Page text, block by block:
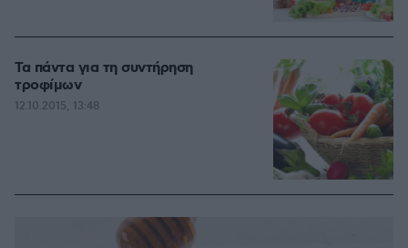
Τα πάντα για τη συντήρηση
τροφίμων
12.10.2015, 13:48